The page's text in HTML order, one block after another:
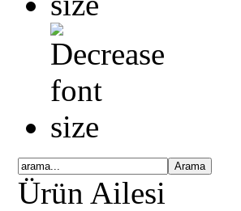
Ürün Ailesi